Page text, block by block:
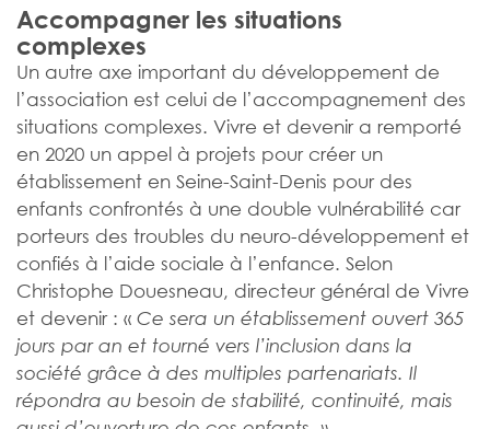
Accompagner les situations
complexes
Un autre axe important du développement de
l’association est celui de l’accompagnement des
situations complexes. Vivre et devenir a remporté
en 2020 un appel à projets pour créer un
établissement en Seine-Saint-Denis pour des
enfants confrontés à une double vulnérabilité car
porteurs des troubles du neuro-développement et
confiés à l’aide sociale à l’enfance. Selon
Christophe Douesneau, directeur général de Vivre
et devenir : « Ce sera un établissement ouvert 365
jours par an et tourné vers l’inclusion dans la
société grâce à des multiples partenariats. Il
répondra au besoin de stabilité, continuité, mais